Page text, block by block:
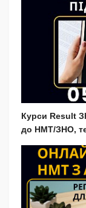
Курси Result
до НМТ/ЗНО,